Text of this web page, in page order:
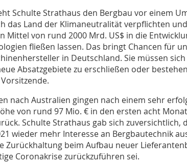
Schulte Strathaus den Bergbau vor einem
das Land der Klimaneutralität verpflichten
Mittel von rund 2000 Mrd. US$ in die
fließen lassen. Das bringt Chancen für
in Deutschland. Sie müssen
Absatzgebiete zu erschließen oder
nach Australien gingen nach einem sehr
von rund 97 Mio. € in den ersten acht
Schulte Strathaus gab sich zuversichtlich,
wieder mehr Interesse an Bergbautechnik
Zurückhaltung beim Aufbau neuer
Coronakrise zurückzuführen sei.